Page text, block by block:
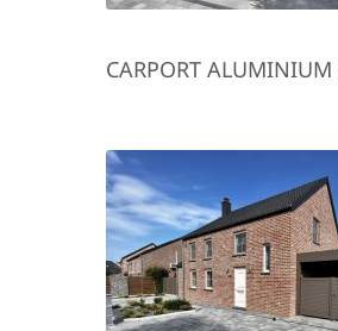
CARPORT ALUMINIUM